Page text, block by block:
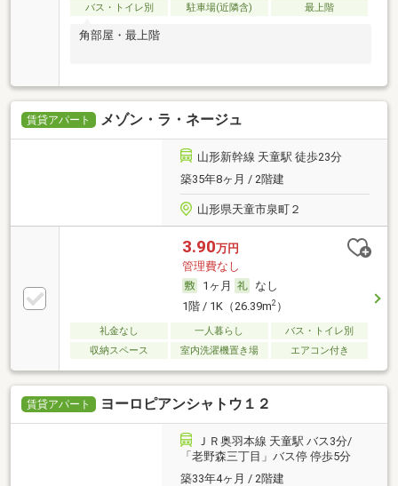
バス・トイレ別
駐車場(近隣含) 最上階
角部屋・最上階
賃貸アパート メゾン・ラ・ネージュ
山形新幹線 天童駅 徒歩23分
築35年8ヶ月 / 2階建
山形県天童市泉町２
3.90万円
管理費なし
1ヶ月
なし
1階 / 1K（26.39m2）
礼金なし 一人暮らし
バス・トイレ別
収納スペース
室内洗濯機置き場 エアコン付き
賃貸アパート ヨーロピアンシャトウ１２
ＪＲ奥羽本線 天童駅 バス3分/
「老野森三丁目」バス停 停歩5分
築33年4ヶ月 / 2階建